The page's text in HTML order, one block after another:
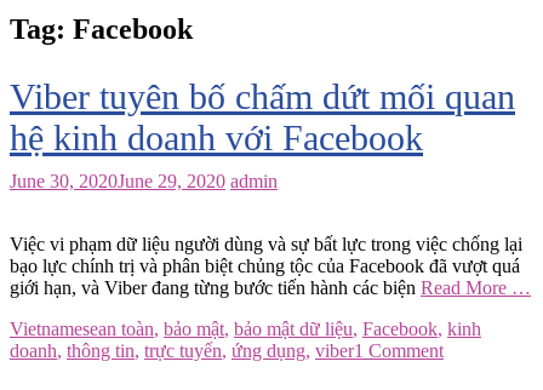
Tag: Facebook
Viber tuyên bố chấm dứt mối quan
hệ kinh doanh với Facebook
June 30, 2020June 29, 2020 admin
Việc vi phạm dữ liệu người dùng và sự bất lực trong việc chống lại
bạo lực chính trị và phân biệt chủng tộc của Facebook đã vượt quá
giới hạn, và Viber đang từng bước tiến hành các biện Read More …
Vietnamesean toàn, bảo mật, bảo mật dữ liệu, Facebook, kinh
doanh, thông tin, trực tuyến, ứng dụng, viber1 Comment